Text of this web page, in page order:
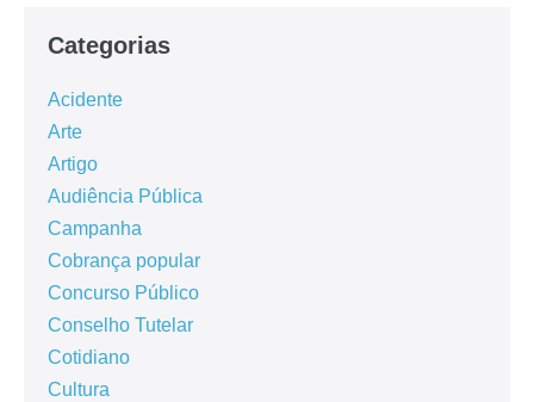
Categorias
Acidente
Arte
Artigo
Audiência Pública
Campanha
Cobrança popular
Concurso Público
Conselho Tutelar
Cotidiano
Cultura